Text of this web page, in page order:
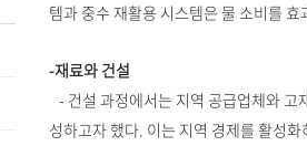
템과 중수 재활용 시스템은 물 소비를
-재료와 건설
- 건설 과정에서는 지역 공급업체와 고
성하고자 했다. 이는 지역 경제를 활성